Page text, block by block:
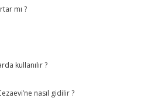
mı ?
kullanılır ?
nasıl gidilir ?